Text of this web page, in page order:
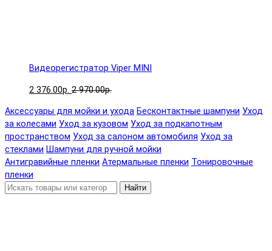
Видеорегистратор Viper MINI
2 376.00р. 2 970.00р.
Аксессуары для мойки и ухода Бесконтактные шампуни Уход
за колесами Уход за кузовом Уход за подкапотным
пространством Уход за салоном автомобиля Уход за
стеклами Шампуни для ручной мойки
Антигравийные пленки Атермальные пленки Тонировочные
пленки
Найти